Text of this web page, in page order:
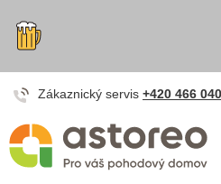
Zákaznický servis +420 466